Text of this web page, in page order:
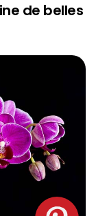
de belles